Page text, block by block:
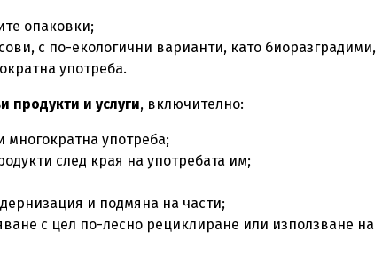
опаковки;
с по-екологични варианти, като биоразградими,
употреба.
продукти и услуги, включително:
многократна употреба;
след края на употребата им;
и подмяна на части;
с цел по-лесно рециклиране или използване на